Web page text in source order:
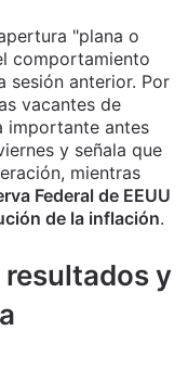
"plana o
comportamiento
sesión anterior. Por
vacantes de
importante antes
y señala que
mientras
Federal de EEUU
de la inflación.
resultados y